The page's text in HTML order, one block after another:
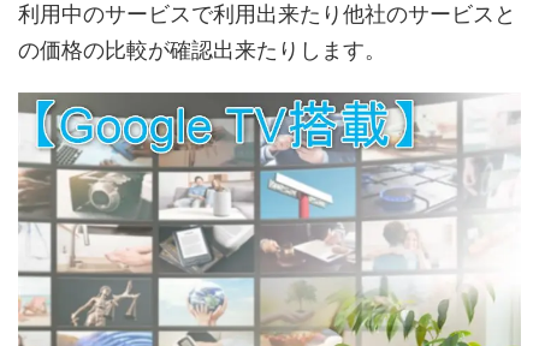
利用中のサービスで利用出来たり他社のサービスと
の価格の比較が確認出来たりします。